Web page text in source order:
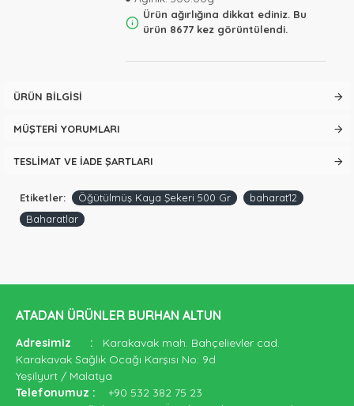
Ürün ağırlığına dikkat ediniz. Bu
ürün 8677 kez görüntülendi.
ÜRÜN BILGISI
MÜŞTERI YORUMLARI
TESLIMAT VE İADE ŞARTLARI
Etiketler: Öğütülmüş Kaya Şekeri 500 Gr
baharat12
Baharatlar
ATADAN ÜRÜNLER BURHAN ALTUN
Adresimiz :
Karakavak mah. Bahçelievler cad.
Karakavak Sağlık Ocağı Karşısı No: 9d
Yeşilyurt / Malatya
Telefonumuz : +90 532 382 75 23